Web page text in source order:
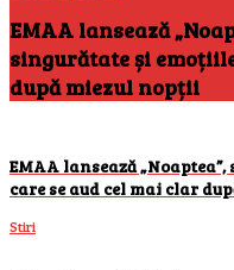
EMAA lansează
singurătate și
după miezul nopții
EMAA lansează
care se aud cel mai clar
Stiri